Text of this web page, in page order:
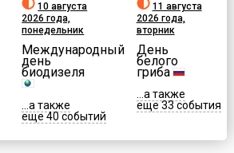
10 августа
2026 года,
понедельник
Международный
день
биодизеля
...а также
еще 40 событий
11 августа
2026 года,
вторник
День
белого
гриба
...а также
еще 33 события